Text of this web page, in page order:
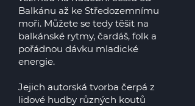
Balkánu až ke Středozemnímu
moři. Můžete se tedy těšit na
balkánské rytmy, čardáš, folk a
pořádnou dávku mladické
energie.
Jejich autorská tvorba čerpá z
lidové hudby různých koutů